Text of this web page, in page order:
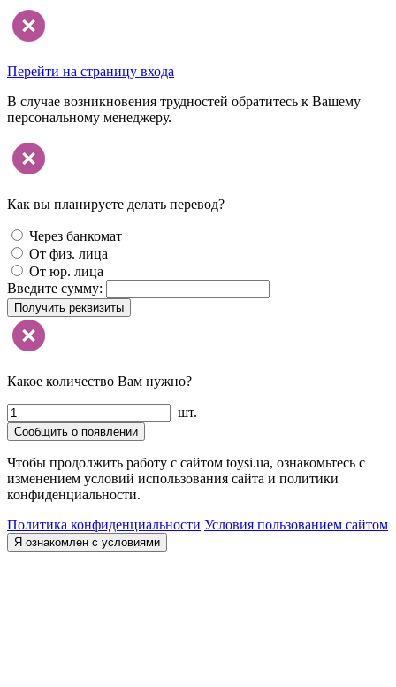
Перейти на страницу входа
В случае возникновения трудностей обратитесь к Вашему
персональному менеджеру.
Как вы планируете делать перевод?
Через банкомат
От физ. лица
От юр. лица
Введите сумму:
Получить реквизиты
Какое количество Вам нужно?
шт.
Сообщить о появлении
Чтобы продолжить работу с сайтом toysi.ua, ознакомьтесь с
изменением условий использования сайта и политики
конфиденциальности.
Политика конфиденциальности Условия пользованием сайтом
Я ознакомлен с условиями